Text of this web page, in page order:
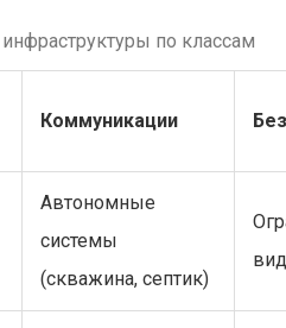
по классам
Коммуникации
Автономные
системы
(скважина, септик)